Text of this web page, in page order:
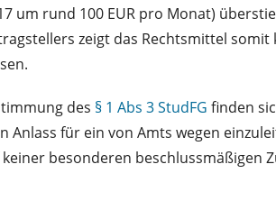
um rund 100 EUR pro Monat)
zeigt das Rechtsmittel
des § 1 Abs 3 StudFG finden
Anlass für ein von Amts wegen
besonderen beschlussmäßigen